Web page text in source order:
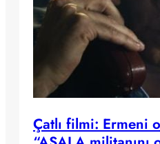
Çatlı filmi: Ermeni